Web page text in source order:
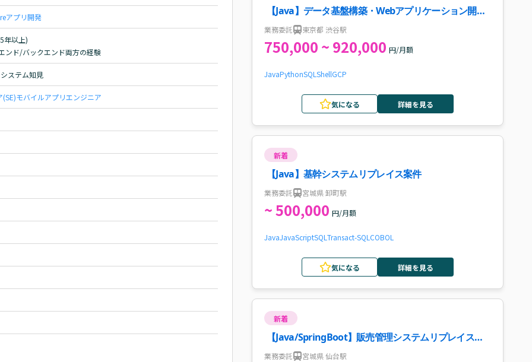
アプリ開発
年以上)
ンド/バックエンド両方の経験
ステム知見
モバイルアプリエンジニア
【Java】データ基盤構築・Webアプリケーション開発
案件
業務委託 東京都 渋谷駅
750,000 ~ 920,000 円/月額
JavaPythonSQL ShellGCP
気になる 詳細を見る
新着
【Java】基幹システムリプレイス案件
業務委託 宮城県 卸町駅
~ 500,000 円/月額
JavaJavaScriptSQL Transact-SQL COBOL
気になる 詳細を見る
新着
【Java/SpringBoot】販売管理システムリプレイス案
件
業務委託 宮城県 仙台駅